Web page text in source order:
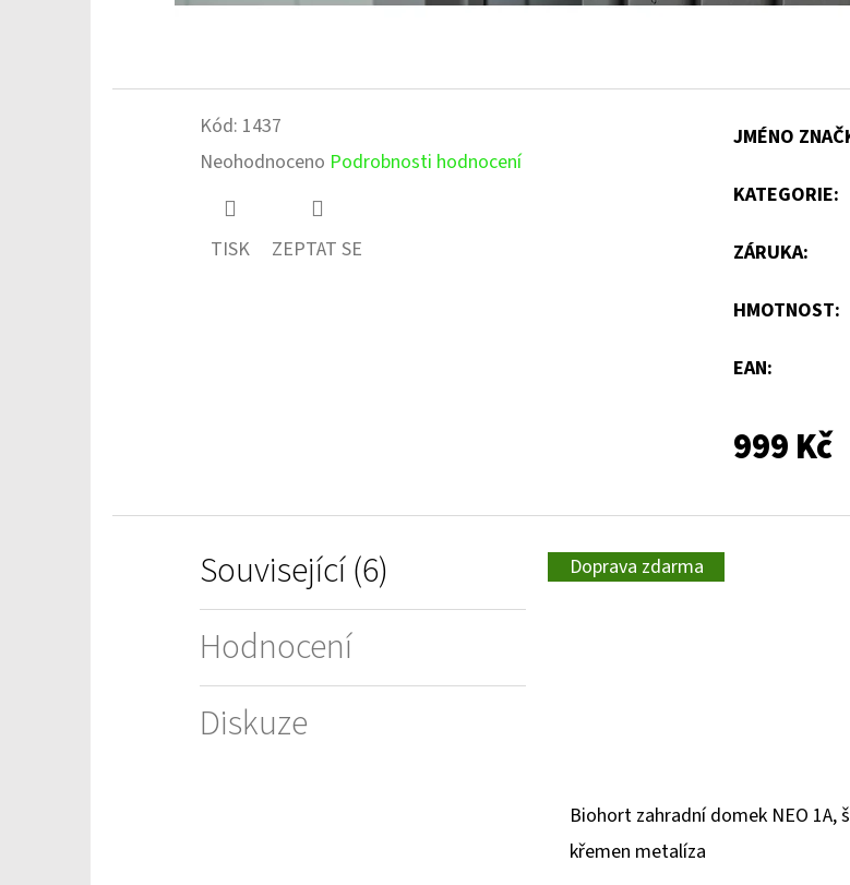
Kód: 1437
Průměrné
hodnocení
Neohodnoceno Podrobnosti hodnocení
TISK ZEPTAT SE
JMÉNO
KATEGORIE:
ZÁRUKA:
HMOTNOST:
EAN:
999 Kč
Související (6)
Hodnocení
Diskuze
Doprava zdarma
Biohort zahradní domek NEO 1A,
křemen metalíza